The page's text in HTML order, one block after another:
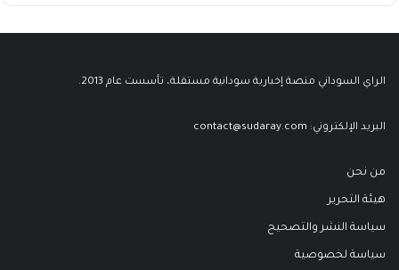
الراي السوداني منصة إخبارية سودانية مستقلة، تأسست عام 2013.
البريد الإلكتروني: contact@sudaray.com
من نحن
هيئة التحرير
سياسة النشر والتصحيح
سياسة لخصوصية